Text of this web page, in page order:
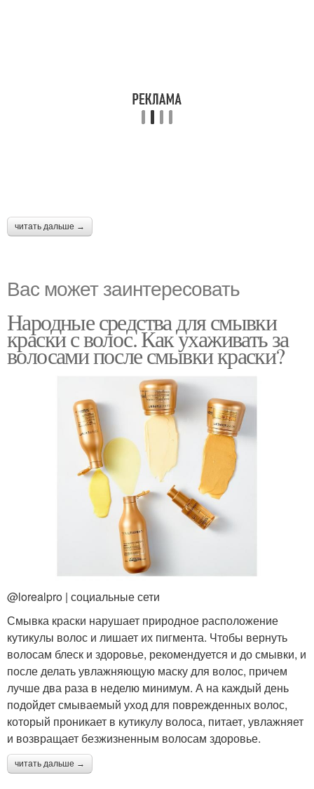
читать дальше →
Вас может заинтересовать
Народные средства для смывки
краски с волос. Как ухаживать за
волосами после смывки краски?
@lorealpro | социальные сети
Смывка краски нарушает природное расположение
кутикулы волос и лишает их пигмента. Чтобы вернуть
волосам блеск и здоровье, рекомендуется и до смывки, и
после делать увлажняющую маску для волос, причем
лучше два раза в неделю минимум. А на каждый день
подойдет смываемый уход для поврежденных волос,
который проникает в кутикулу волоса, питает, увлажняет
и возвращает безжизненным волосам здоровье.
читать дальше →